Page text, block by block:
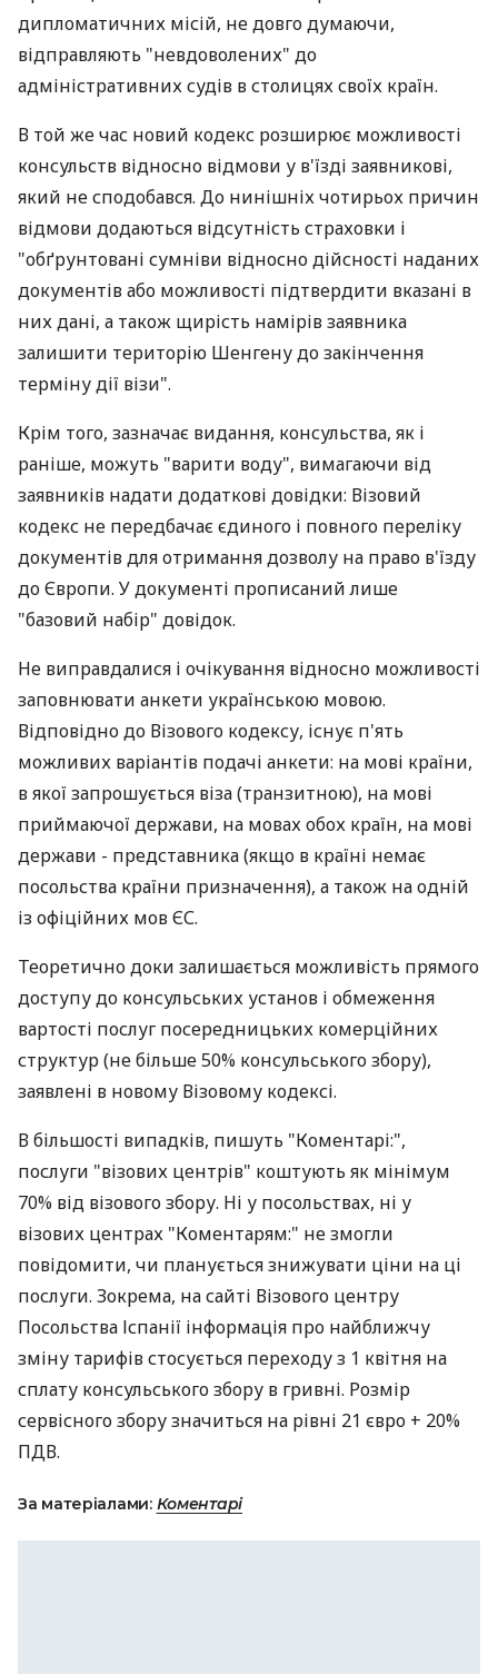
дипломатичних місій, не довго думаючи,
відправляють "невдоволених" до
адміністративних судів в столицях своїх країн.
В той же час новий кодекс розширює можливості
консульств відносно відмови у в'їзді заявникові,
який не сподобався. До нинішніх чотирьох причин
відмови додаються відсутність страховки і
"обґрунтовані сумніви відносно дійсності наданих
документів або можливості підтвердити вказані в
них дані, а також щирість намірів заявника
залишити територію Шенгену до закінчення
терміну дії візи".
Крім того, зазначає видання, консульства, як і
раніше, можуть "варити воду", вимагаючи від
заявників надати додаткові довідки: Візовий
кодекс не передбачає єдиного і повного переліку
документів для отримання дозволу на право в'їзду
до Європи. У документі прописаний лише
"базовий набір" довідок.
Не виправдалися і очікування відносно можливості
заповнювати анкети українською мовою.
Відповідно до Візового кодексу, існує п'ять
можливих варіантів подачі анкети: на мові країни,
в якої запрошується віза (транзитною), на мові
приймаючої держави, на мовах обох країн, на мові
держави - представника (якщо в країні немає
посольства країни призначення), а також на одній
із офіційних мов ЄС.
Теоретично доки залишається можливість прямого
доступу до консульських установ і обмеження
вартості послуг посередницьких комерційних
структур (не більше 50% консульського збору),
заявлені в новому Візовому кодексі.
В більшості випадків, пишуть "Коментарі:",
послуги "візових центрів" коштують як мінімум
70% від візового збору. Ні у посольствах, ні у
візових центрах "Коментарям:" не змогли
повідомити, чи планується знижувати ціни на ці
послуги. Зокрема, на сайті Візового центру
Посольства Іспанії інформація про найближчу
зміну тарифів стосується переходу з 1 квітня на
сплату консульського збору в гривні. Розмір
сервісного збору значиться на рівні 21 євро + 20%
ПДВ.
За матеріалами: Коментарі